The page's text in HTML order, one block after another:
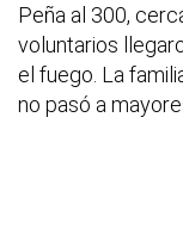
Peña al 300,
voluntarios
el fuego. La
no pasó a